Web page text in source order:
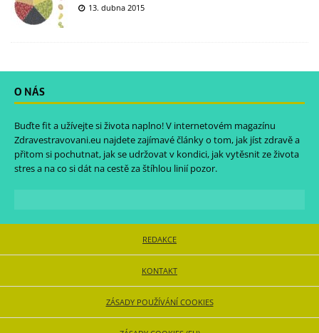
13. dubna 2015
O NÁS
Buďte fit a užívejte si života naplno! V internetovém magazínu
Zdravestravovani.eu najdete zajímavé články o tom, jak jíst zdravě a
přitom si pochutnat, jak se udržovat v kondici, jak vytěsnit ze života
stres a na co si dát na cestě za štíhlou linií pozor.
REDAKCE
KONTAKT
ZÁSADY POUŽÍVÁNÍ COOKIES